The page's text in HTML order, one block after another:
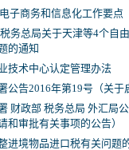
子商务和信息化工作要点
务总局关于天津等4个自
的通知
技术中心认定管理办法
公告2016年第19号（关于
财政部 税务总局 外汇局
和审批有关事项的公告）
进境物品进口税有关问题